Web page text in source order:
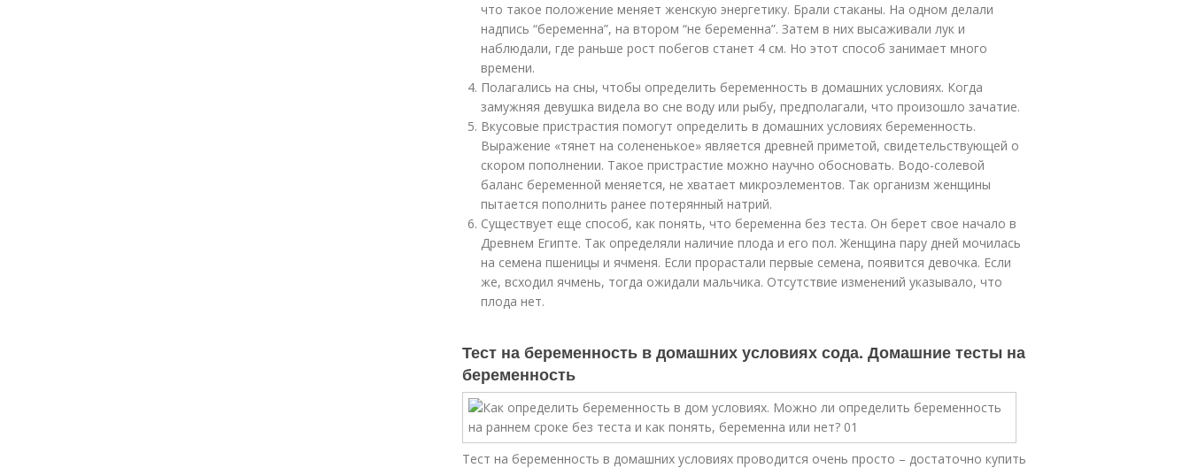
что такое положение меняет женскую энергетику. Брали стаканы. На одном делали
надпись “беременна”, на втором “не беременна”. Затем в них высаживали лук и
наблюдали, где раньше рост побегов станет 4 см. Но этот способ занимает много
времени.
Полагались на сны, чтобы определить беременность в домашних условиях. Когда
замужняя девушка видела во сне воду или рыбу, предполагали, что произошло зачатие.
Вкусовые пристрастия помогут определить в домашних условиях беременность.
Выражение «тянет на солененькое» является древней приметой, свидетельствующей о
скором пополнении. Такое пристрастие можно научно обосновать. Водо-солевой
баланс беременной меняется, не хватает микроэлементов. Так организм женщины
пытается пополнить ранее потерянный натрий.
Существует еще способ, как понять, что беременна без теста. Он берет свое начало в
Древнем Египте. Так определяли наличие плода и его пол. Женщина пару дней мочилась
на семена пшеницы и ячменя. Если прорастали первые семена, появится девочка. Если
же, всходил ячмень, тогда ожидали мальчика. Отсутствие изменений указывало, что
плода нет.
Тест на беременность в домашних условиях сода. Домашние тесты на
беременность
Тест на беременность в домашних условиях проводится очень просто – достаточно купить